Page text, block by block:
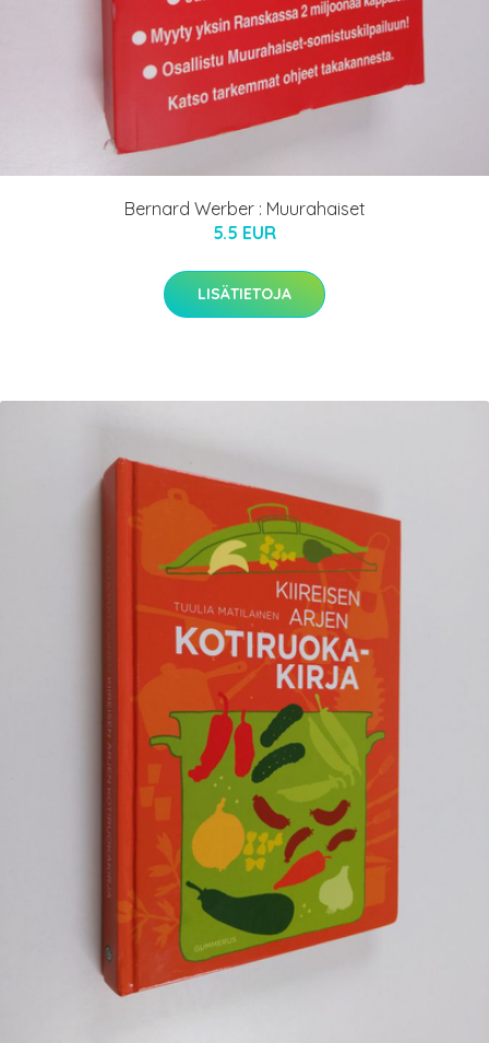
Bernard Werber : Muurahaiset
5.5 EUR
LISÄTIETOJA